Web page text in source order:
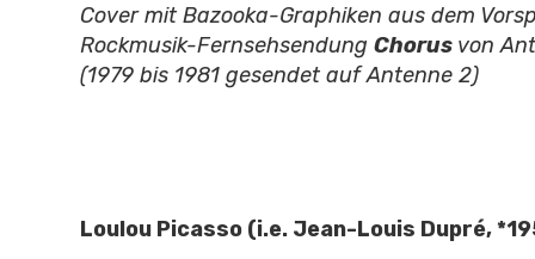
Cover mit Bazooka-Graphiken aus dem
Rockmusik-Fernsehsendung Chorusvon
(1979 bis 1981 gesendet auf Antenne 2)
Loulou Picasso (i.e. Jean-Louis Dupré,